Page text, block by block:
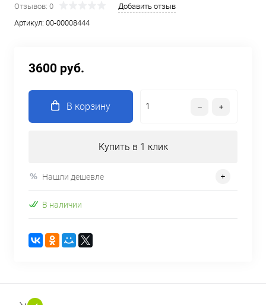
Отзывов: 0
Добавить отзыв
Артикул: 00-00008444
3600 руб.
В корзину
Купить в 1 клик
Нашли дешевле
В наличии